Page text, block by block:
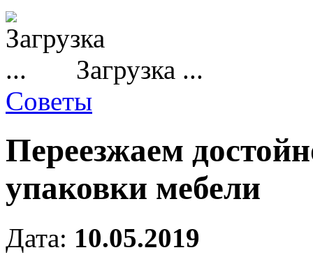
Загрузка ...
Советы
Переезжаем
упаковки мебели
Дата: 10.05.2019